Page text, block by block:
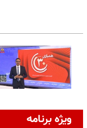
ویژه برنامه